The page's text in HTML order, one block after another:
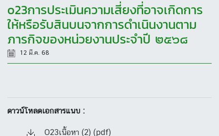
o23การประเมินความเสี่ยงที่อาจเกิดการ
ให้หรือรับสินบนจากการดำเนินงานตาม
ภารกิจของหน่วยงานประจำปี ๒๕๖๘
12 มี.ค. 68
ดาวน์โหลดเอกสารแนบ :
O23เนื้อหา (2) (pdf)